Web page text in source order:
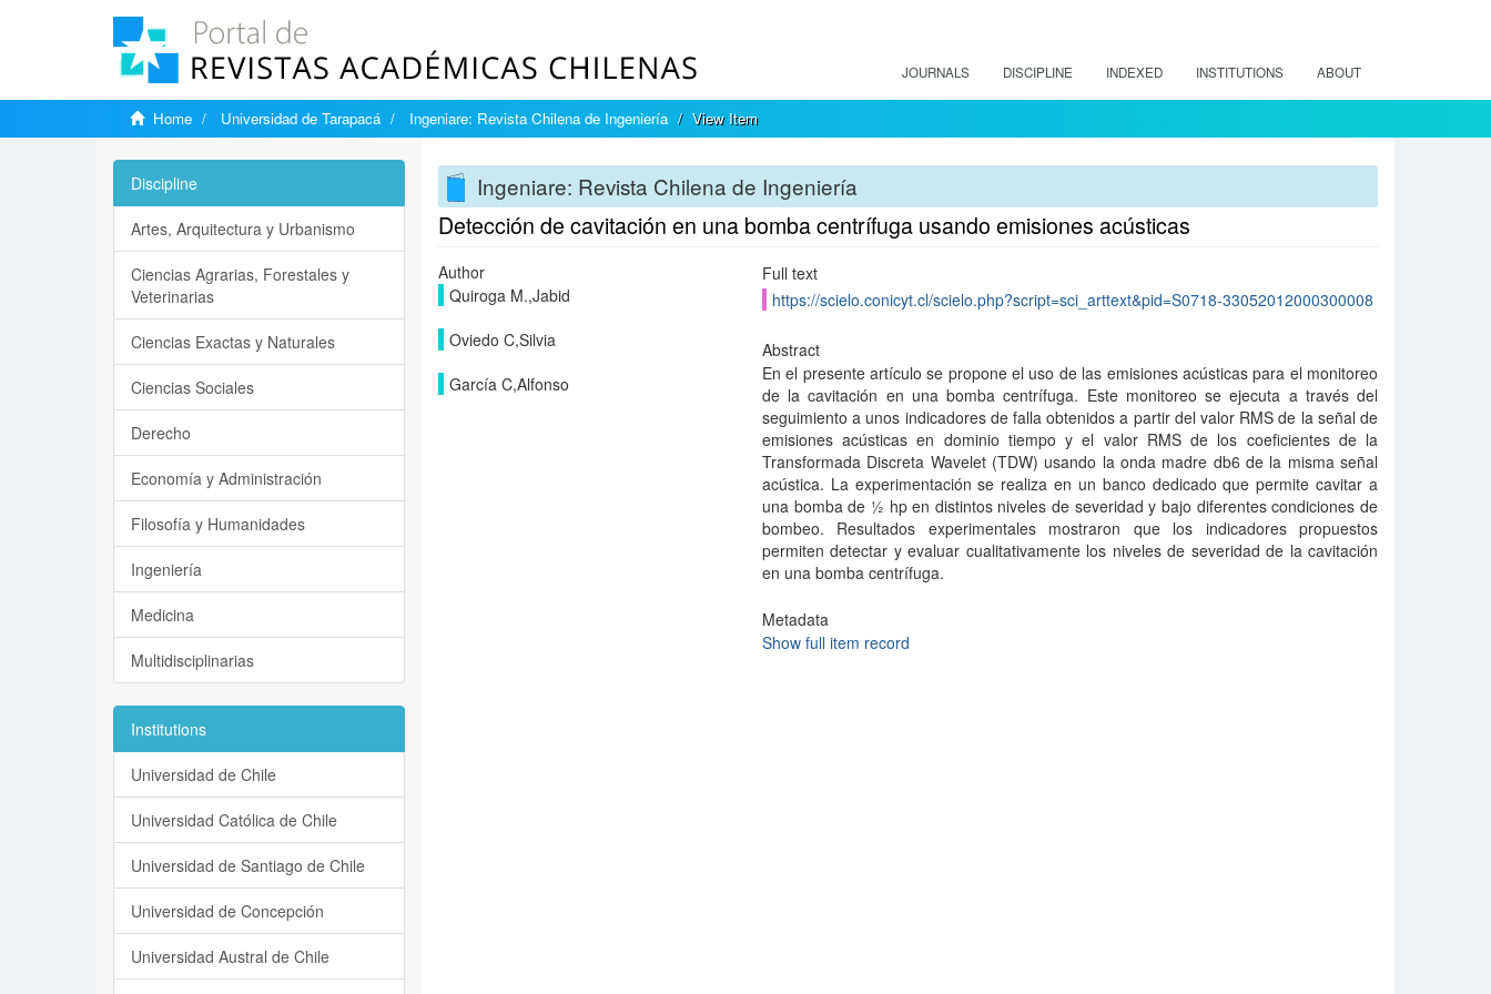
JOURNALS DISCIPLINE INDEXED INSTITUTIONS ABOUT
Home Universidad de Tarapacá Ingeniare: Revista Chilena de Ingeniería View Item
Ingeniare: Revista Chilena de Ingeniería
Detección de cavitación en una bomba centrífuga usando emisiones acústicas
Author
Quiroga M.,Jabid
Oviedo C,Silvia
García C,Alfonso
Full text
https://scielo.conicyt.cl/scielo.php?script=sci_arttext&pid=S0718-33052012000300008
Abstract
En el presente artículo se propone el uso de las emisiones acústicas para el monitoreo
de la cavitación en una bomba centrífuga. Este monitoreo se ejecuta a través del
seguimiento a unos indicadores de falla obtenidos a partir del valor RMS de la señal de
emisiones acústicas en dominio tiempo y el valor RMS de los coeficientes de la
Transformada Discreta Wavelet (TDW) usando la onda madre db6 de la misma señal
acústica. La experimentación se realiza en un banco dedicado que permite cavitar a
una bomba de ½ hp en distintos niveles de severidad y bajo diferentes condiciones de
bombeo. Resultados experimentales mostraron que los indicadores propuestos
permiten detectar y evaluar cualitativamente los niveles de severidad de la cavitación
en una bomba centrífuga.
Metadata
Show full item record
Discipline
Artes, Arquitectura y Urbanismo
Ciencias Agrarias, Forestales y
Veterinarias
Ciencias Exactas y Naturales
Ciencias Sociales
Derecho
Economía y Administración
Filosofía y Humanidades
Ingeniería
Medicina
Multidisciplinarias
Institutions
Universidad de Chile
Universidad Católica de Chile
Universidad de Santiago de Chile
Universidad de Concepción
Universidad Austral de Chile